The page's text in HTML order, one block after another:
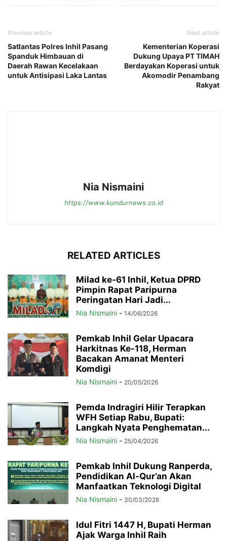
Previous article
Satlantas Polres Inhil Pasang
Spanduk Himbauan di
Daerah Rawan Kecelakaan
untuk Antisipasi Laka Lantas
Next article
Kementerian Koperasi
Dukung Upaya PT TIMAH
Berdayakan Koperasi untuk
Akomodir Penambang
Rakyat
Nia Nismaini
https://www.kundurnews.co.id
RELATED ARTICLES
Milad ke-61 Inhil, Ketua DPRD
Pimpin Rapat Paripurna
Peringatan Hari Jadi...
Nia Nismaini - 14/06/2026
Pemkab Inhil Gelar Upacara
Harkitnas Ke-118, Herman
Bacakan Amanat Menteri
Komdigi
Nia Nismaini - 20/05/2026
Pemda Indragiri Hilir Terapkan
WFH Setiap Rabu, Bupati:
Langkah Nyata Penghematan...
Nia Nismaini - 25/04/2026
Pemkab Inhil Dukung Ranperda,
Pendidikan Al-Qur’an Akan
Manfaatkan Teknologi Digital
Nia Nismaini - 30/03/2026
Idul Fitri 1447 H, Bupati Herman
Ajak Warga Inhil Raih